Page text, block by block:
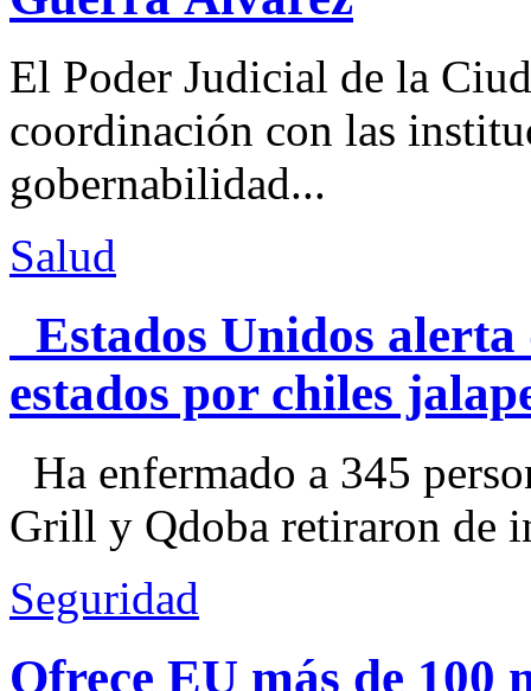
El Poder Judicial de la
coordinación con las
gobernabilidad...
Salud
Estados Unidos alerta
estados por chiles
Ha enfermado a 345
Grill y Qdoba retiraron de
Seguridad
Ofrece EU más de 100